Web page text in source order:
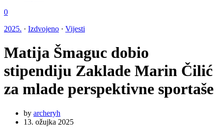
0
2025. · Izdvojeno · Vijesti
Matija Šmaguc dobio
stipendiju Zaklade Marin Čilić
za mlade perspektivne sportaše
by archeryh
13. ožujka 2025